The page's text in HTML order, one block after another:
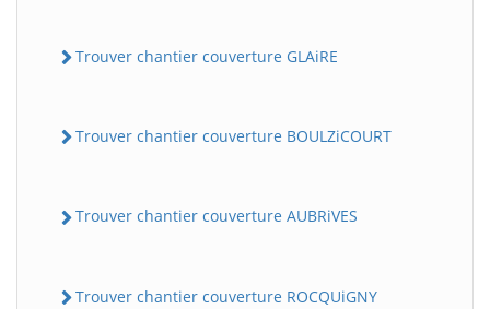
Trouver chantier couverture GLAiRE
Trouver chantier couverture BOULZiCOURT
Trouver chantier couverture AUBRiVES
Trouver chantier couverture ROCQUiGNY